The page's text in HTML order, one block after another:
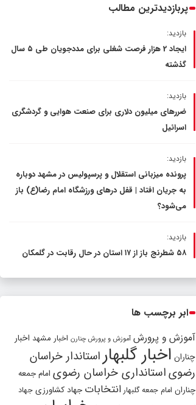
پربازدیدترین مطالب
بازدید:
ایجاد 2 هزار فرصت شغلی برای مددجویان طی ۵ سال
گذشته
بازدید:
ضررهای میلیون دلاری برای صنعت هوایی و گردشگری
اسرائیل
بازدید:
پرونده میزبانی استقلال و پرسپولیس در مشهد دوباره
به جریان افتاد | قفل در‌های ورزشگاه امام رضا(ع) باز
می‌شود؟
بازدید:
۵۸ شطرنج‌ باز از ۱۷ استان در حال رقابت در گلمکان
ابر برچسب ها
آموزش و پرورش آموزش و پرورش چنارن اخبار مشهد اخبار
چناران اخبار گلبهار استاندار خراسان
رضویاستانداری خراسان رضوی امام جمعه
چناران امام جمعه گلبهار انتخابات جهاد کشاورزی جهاد